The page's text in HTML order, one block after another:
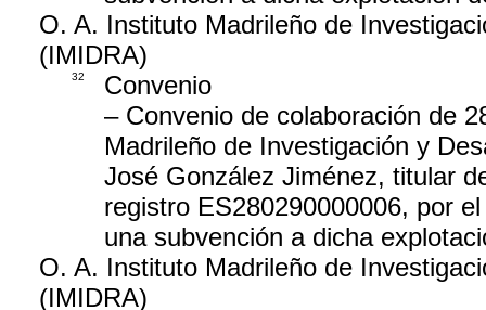
O. A. Instituto Madrileño de
(IMIDRA)
32
Convenio
– Convenio de colaboración de
Madrileño de Investigación y
José González Jiménez, titular
registro ES280290000006, por
una subvención a dicha
O. A. Instituto Madrileño de
(IMIDRA)